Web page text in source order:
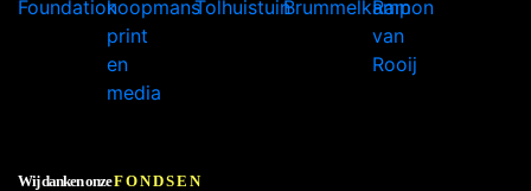
Wij danken onzeFONDSEN